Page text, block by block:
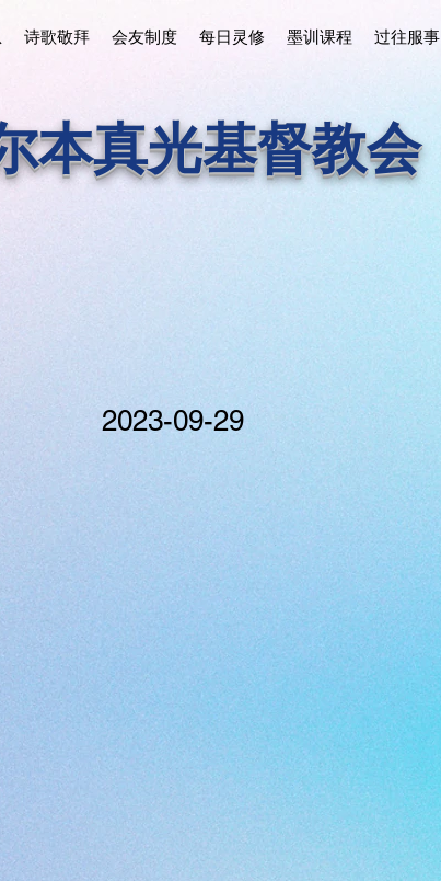
诗歌敬拜 会友制度 每日灵修 墨训课程 过往服事
本真光基督教会
2023-09-29